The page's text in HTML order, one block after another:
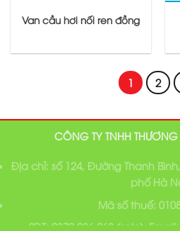
Van cầu hơi nối ren đồng
1 2
CÔNG TY TNHH
Địa chỉ: số 124, Đường Thanh
phố Hà
Mã số thuế:
SĐT: 0379 236 268 (zalo),